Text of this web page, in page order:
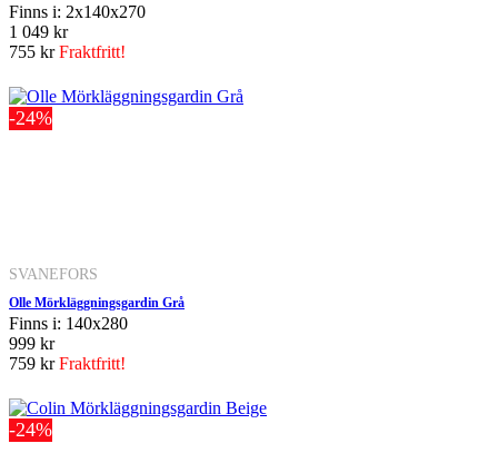
Finns i: 2x140x270
1 049 kr
755 krFraktfritt!
-24%
SVANEFORS
Olle Mörkläggningsgardin Grå
Finns i: 140x280
999 kr
759 krFraktfritt!
-24%